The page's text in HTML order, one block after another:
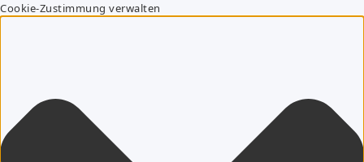
Cookie-Zustimmung verwalten